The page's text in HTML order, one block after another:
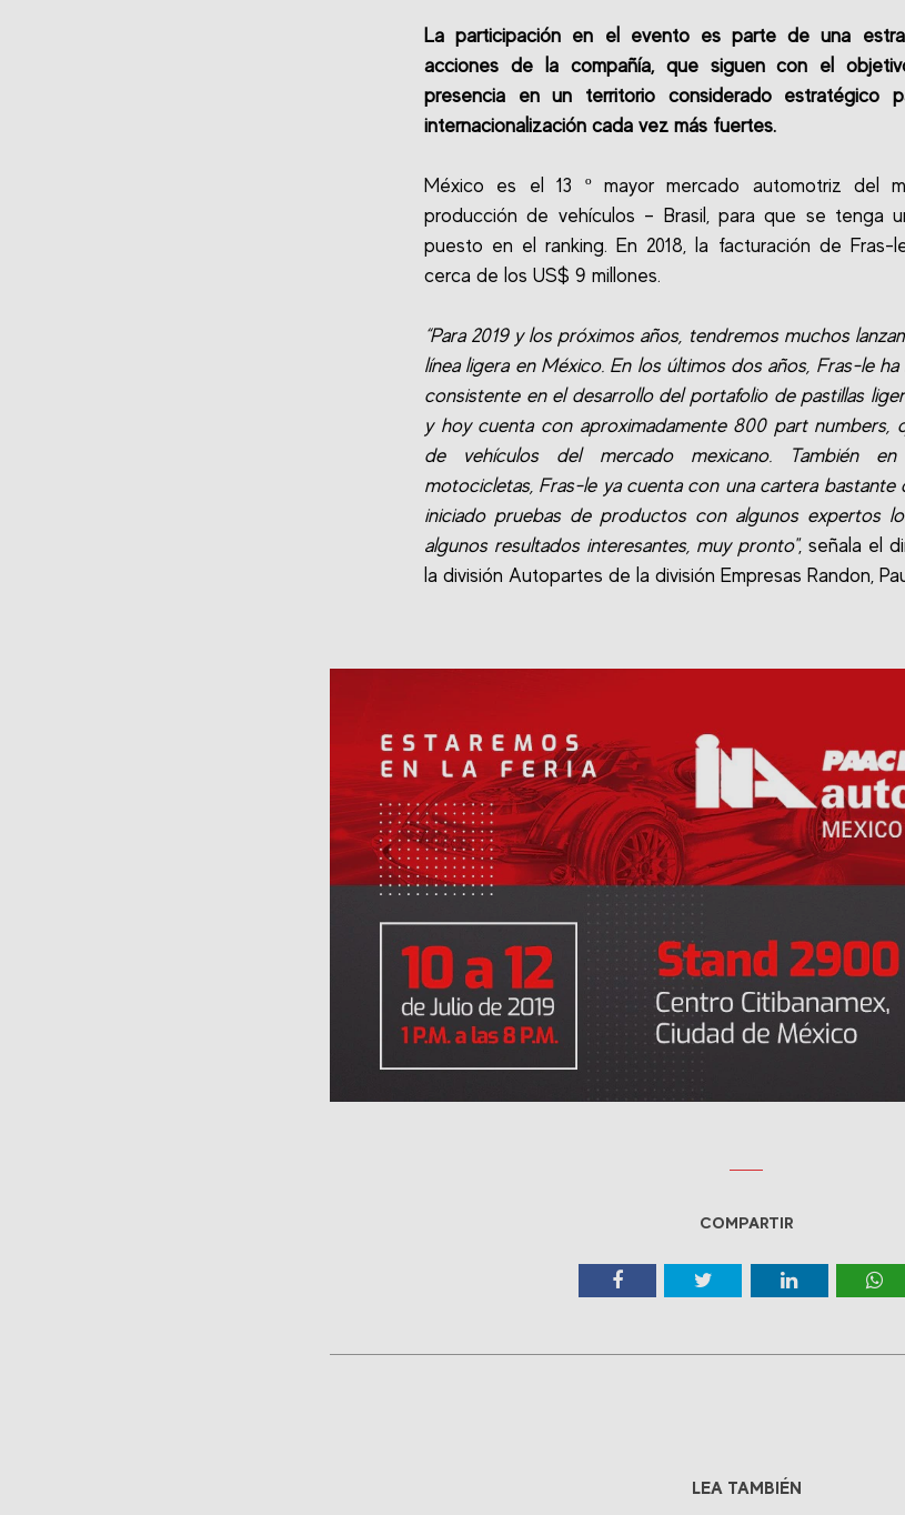
La participación en el evento es parte de una
acciones de la compañía, que siguen con el
presencia en un territorio considerado estratégico
internacionalización cada vez más fuertes.
México es el 13 º mayor mercado automotriz del
producción de vehículos – Brasil, para que se tenga
puesto en el ranking. En 2018, la facturación de Fras-
cerca de los US$ 9 millones.
“Para 2019 y los próximos años, tendremos muchos
línea ligera en México. En los últimos dos años, Fras-le
consistente en el desarrollo del portafolio de pastillas
y hoy cuenta con aproximadamente 800 part numbers,
de vehículos del mercado mexicano. También
motocicletas, Fras-le ya cuenta con una cartera bastante
iniciado pruebas de productos con algunos expertos
algunos resultados interesantes, muy pronto", señala el
la división Autopartes de la división Empresas Randon,
COMPARTIR
LEA TAMBIÉN